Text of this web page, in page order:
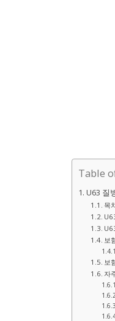
Table
U63 질
목
보
보
자